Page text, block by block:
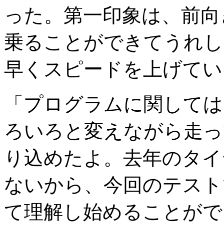
った。第一印象は、前
乗ることができてうれ
早くスピードを上げて
「プログラムに関して
ろいろと変えながら走
り込めたよ。去年のタ
ないから、今回のテス
て理解し始めることが